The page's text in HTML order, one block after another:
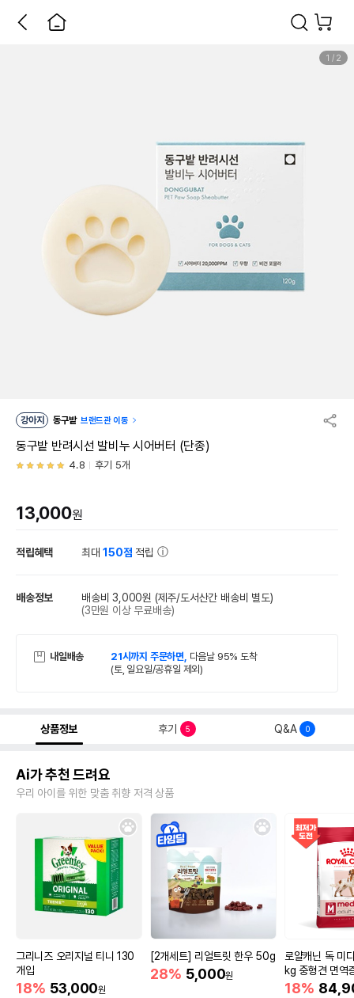
1 / 2
강아지 동구밭 브랜드관 이동
동구밭 반려시선 발비누 시어버터 (단종)
4.8 후기 5개
13,000원
적립혜택 최대150점 적립
배송정보 배송비 3,000원 (제주/도서산간 배송비 별도)
(3만원 이상 무료배송)
내일배송 21시까지 주문하면, 다음날 95% 도착
(토, 일요일/공휴일 제외)
상품정보 후기 5 Q&A 0
Ai가 추천 드려요
우리 아이를 위한 맞춤 취향 저격 상품
그리니즈 오리지널 티니 130
개입
18% 53,000원
[2개세트] 리얼트릿 한우 50g
28% 5,000원
로얄캐닌 독 미
kg 중형견 면역
18%